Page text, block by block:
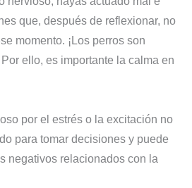
que, después de reflexionar, no
momento. ¡Los perros son
ello, es importante la calma en
por el estrés o la excitación no
para tomar decisiones y puede
negativos relacionados con la